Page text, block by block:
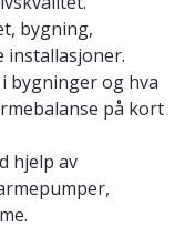
bygning,
bygninger og hva
på kort
hjelp av